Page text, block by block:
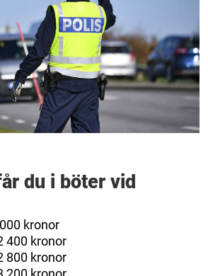
du i böter vid
kronor
400 kronor
800 kronor